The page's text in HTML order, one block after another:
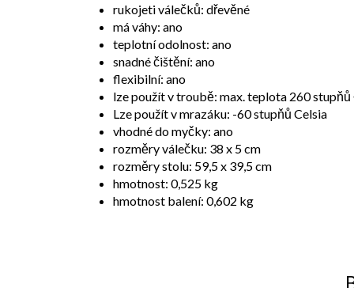
rukojeti válečků: dřevěné
má váhy: ano
teplotní odolnost: ano
snadné čištění: ano
flexibilní: ano
lze použít v troubě: max. teplota 260 stupňů
Lze použít v mrazáku: -60 stupňů Celsia
vhodné do myčky: ano
rozměry válečku: 38 x 5 cm
rozměry stolu: 59,5 x 39,5 cm
hmotnost: 0,525 kg
hmotnost balení: 0,602 kg